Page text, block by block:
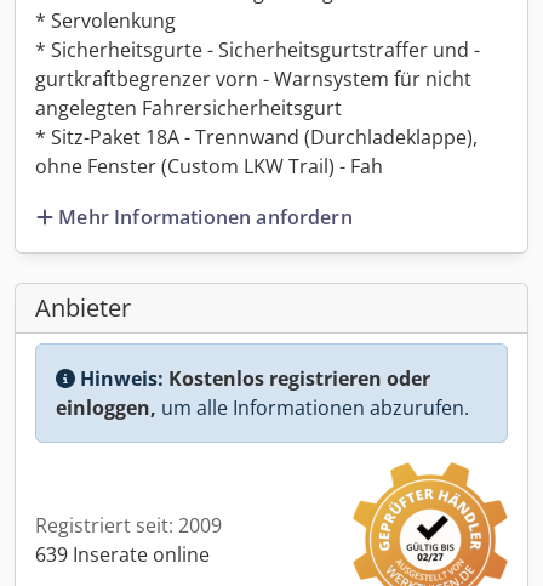
* Servolenkung
* Sicherheitsgurte - Sicherheitsgurtstraffer und -
gurtkraftbegrenzer vorn - Warnsystem für nicht
angelegten Fahrersicherheitsgurt
* Sitz-Paket 18A - Trennwand (Durchladeklappe),
ohne Fenster (Custom LKW Trail) - Fah
Mehr Informationen anfordern
Anbieter
Hinweis: Kostenlos registrieren oder
einloggen, um alle Informationen abzurufen.
Registriert seit: 2009
639 Inserate online